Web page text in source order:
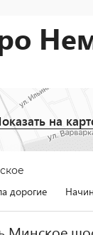
на
дорогие